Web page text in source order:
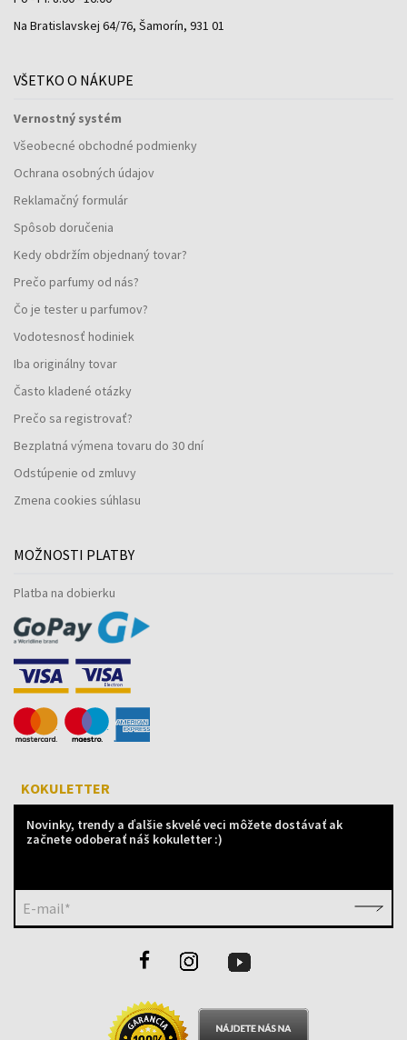
Na Bratislavskej 64/76, Šamorín, 931 01
VŠETKO O NÁKUPE
Vernostný systém
Všeobecné obchodné podmienky
Ochrana osobných údajov
Reklamačný formulár
Spôsob doručenia
Kedy obdržím objednaný tovar?
Prečo parfumy od nás?
Čo je tester u parfumov?
Vodotesnosť hodiniek
Iba originálny tovar
Často kladené otázky
Prečo sa registrovať?
Bezplatná výmena tovaru do 30 dní
Odstúpenie od zmluvy
Zmena cookies súhlasu
MOŽNOSTI PLATBY
Platba na dobierku
KOKULETTER
Novinky, trendy a ďalšie skvelé veci môžete dostávať ak
začnete odoberať náš kokuletter :)
E-mail*